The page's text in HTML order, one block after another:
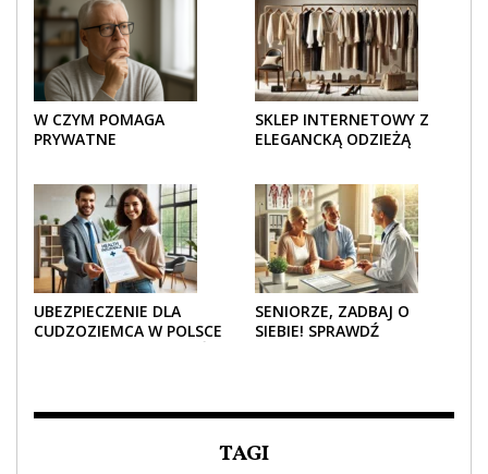
W CZYM POMAGA
PRYWATNE
SKLEP INTERNETOWY Z
ELEGANCKĄ ODZIEŻĄ
UBEZPIECZENIE DLA
CUDZOZIEMCA W POLSCE
SENIORZE, ZADBAJ O
SIEBIE! SPRAWDŹ
TAGI